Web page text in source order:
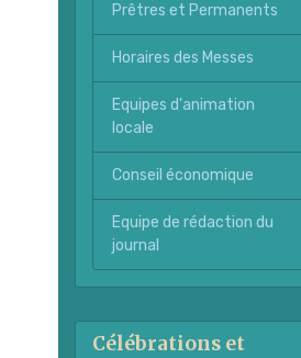
Prêtres et Permanents
Horaires des Messes
Equipes d'animation
locale
Conseil économique
Equipe de rédaction du
journal
Célébrations et